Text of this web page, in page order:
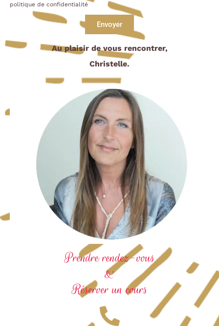
politique de confidentialité
Envoyer
Au plaisir de vous rencontrer,
Christelle.
Prendre rendez-vous
&
Réserver un cours